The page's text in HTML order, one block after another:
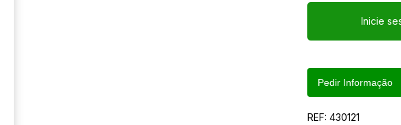
Inicie
Pedir Informação
REF:430121